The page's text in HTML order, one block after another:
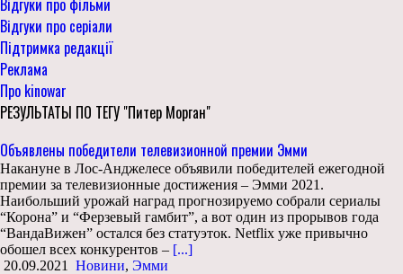
Відгуки про фільми
Відгуки про серіали
Підтримка редакції
Реклама
Про kinowar
РЕЗУЛЬТАТЫ ПО ТЕГУ "Питер Морган"
Объявлены победители телевизионной премии Эмми
Накануне в Лос-Анджелесе объявили победителей ежегодной
премии за телевизионные достижения – Эмми 2021.
Наибольший урожай наград прогнозируемо собрали сериалы
“Корона” и “Ферзевый гамбит”, а вот один из прорывов года
“ВандаВижен” остался без статуэток. Netflix уже привычно
обошел всех конкурентов – [...]
20.09.2021
Новини, Эмми